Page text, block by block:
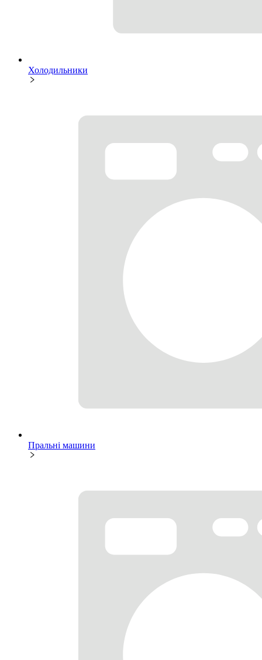
Холодильники
Пральні машини